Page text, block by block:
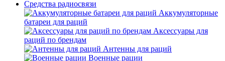
Средства радиосвязи
Аккумуляторные
батареи для раций
Аксессуары для
раций по брендам
Антенны для раций
Военные рации